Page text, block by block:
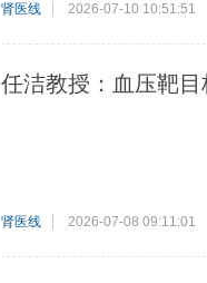
肾医线 2026-07-10 10:51:51
任洁教授：血压靶
肾医线 2026-07-08 09:11:01